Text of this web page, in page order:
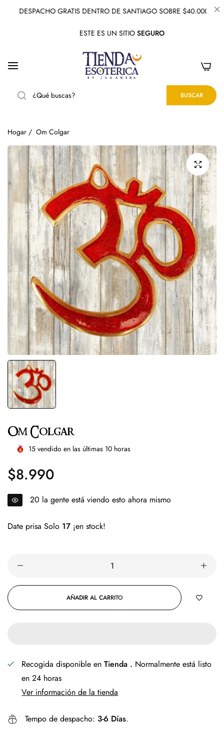
DESPACHO GRATIS DENTRO DE SANTIAGO SOBRE $40.000
ESTE ES UN SITIO SEGURO
BUSCAR
Hogar / Om Colgar
Om Colgar
15 vendido en las últimas 10 horas
Precio
regular
$8.990
20 la gente está viendo esto ahora mismo
Date prisa Solo 17 ¡en stock!
AÑADIR AL CARRITO
Recogida disponible enTienda . Normalmente está listo
en 24 horas
Ver información de la tienda
Tempo de despacho: 3-6 Días.